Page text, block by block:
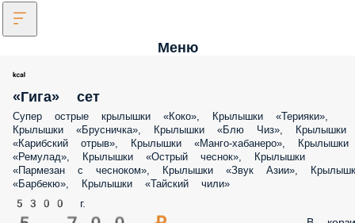
Меню
«Гига» сет
Супер острые крылышки «Коко», Крылышки «Терияки», Крылышки
«Брусничка», Крылышки «Блю Чиз», Крылышки «Карибский отрыв»,
Крылышки «Манго-хабанеро», Крылышки «Ремулад», Крылышки
«Острый чеснок», Крылышки «Пармезан с чесноком», Крылышки
Азии», Крылышки «Барбекю», Крылышки «Тайский чили»
5300 г.
5 700 ₽